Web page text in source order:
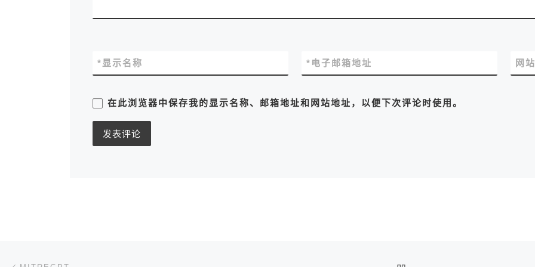
显示名称
* 电子邮箱地址
* 网
在此浏览器中保存我的显示名称、邮箱地址和网站地址，以便下次评论时使用。
文章导航